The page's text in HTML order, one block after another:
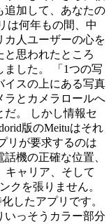
追加して、あなたの
は何年もの間、中
カ人ユーザーの心を
と思われたところ
した。 「1つの写
イスの上にある写真
ラとカメラロールへ
だ。 しかし情報セ
版のMeituはそれ
リが要求するのは
機の正確な位置、
キャリア、そして
クを張りません。
したアプリです。
いっそうカラー部分